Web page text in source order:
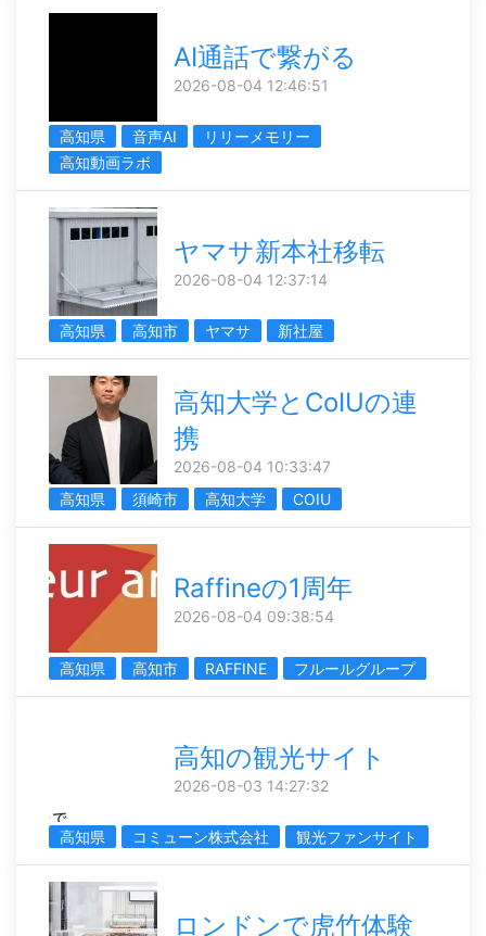
AI通話で繋がる
2026-08-04 12:46:51
高知県 音声AI
リリーメモリー
高知動画ラボ
ヤマサ新本社移転
2026-08-04 12:37:14
高知県 高知市 ヤマサ 新社屋
高知大学とCoIUの連
携
2026-08-04 10:33:47
高知県
須崎市 高知大学 COIU
Raffineの1周年
2026-08-04 09:38:54
高知県 高知市 RAFFINE フルールグループ
高知の観光サイト
2026-08-03 14:27:32
高知県 コミューン株式会社 観光ファンサイト
ロンドンで虎竹体験